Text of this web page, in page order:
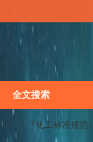
全文搜索
〗 『化工标准规范』